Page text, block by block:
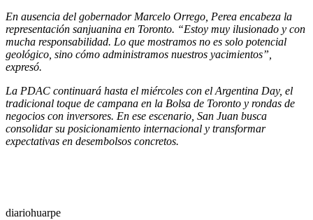
En ausencia del gobernador Marcelo Orrego, Perea encabeza la
representación sanjuanina en Toronto. “Estoy muy ilusionado y con
mucha responsabilidad. Lo que mostramos no es solo potencial
geológico, sino cómo administramos nuestros yacimientos”,
expresó.
La PDAC continuará hasta el miércoles con el Argentina Day, el
tradicional toque de campana en la Bolsa de Toronto y rondas de
negocios con inversores. En ese escenario, San Juan busca
consolidar su posicionamiento internacional y transformar
expectativas en desembolsos concretos.
diariohuarpe